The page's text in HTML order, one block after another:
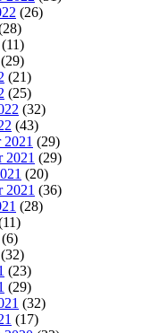
(26)
(11)
(29)
(21)
(25)
(32)
(43)
2021 (29)
2021 (29)
(20)
2021 (36)
(28)
(6)
(32)
(23)
(29)
(32)
(17)